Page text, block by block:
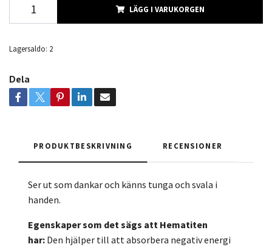
LÄGG I VARUKORGEN
Lagersaldo: 2
Dela
PRODUKTBESKRIVNING RECENSIONER
Ser ut som dankar och känns tunga och svala i
handen.
Egenskaper som det sägs att Hematiten
har: Den hjälper till att absorbera negativ energi